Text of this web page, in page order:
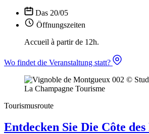
Das 20/05
Öffnungszeiten
Accueil à partir de 12h.
Wo findet die Veranstaltung statt?
Tourismusroute
Entdecken Sie Die Côte